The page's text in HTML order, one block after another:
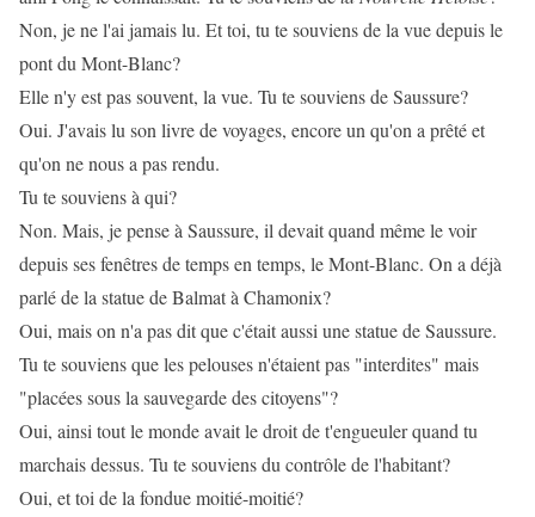
Non, je ne l'ai jamais lu. Et toi, tu te souviens de la vue depuis le
pont du Mont-Blanc?
Elle n'y est pas souvent, la vue. Tu te souviens de Saussure?
Oui. J'avais lu son livre de voyages, encore un qu'on a prêté et
qu'on ne nous a pas rendu.
Tu te souviens à qui?
Non. Mais, je pense à Saussure, il devait quand même le voir
depuis ses fenêtres de temps en temps, le Mont-Blanc. On a déjà
parlé de la statue de Balmat à Chamonix?
Oui, mais on n'a pas dit que c'était aussi une statue de Saussure.
Tu te souviens que les pelouses n'étaient pas "interdites" mais
"placées sous la sauvegarde des citoyens"?
Oui, ainsi tout le monde avait le droit de t'engueuler quand tu
marchais dessus. Tu te souviens du contrôle de l'habitant?
Oui, et toi de la fondue moitié-moitié?